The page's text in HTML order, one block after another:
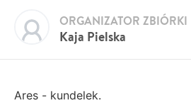
Kaja Pielska
ORGANIZATOR ZBIÓRKI
Ares - kundelek.